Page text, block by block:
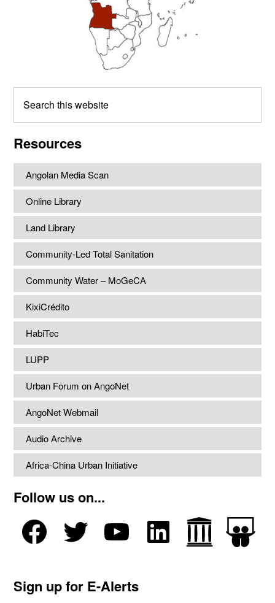
this
Resources
Angolan Media Scan
Online Library
Land Library
Community-Led Total Sanitation
Community Water – MoGeCA
KixiCrédito
HabiTec
LUPP
Urban Forum on AngoNet
AngoNet Webmail
Audio Archive
Africa-China Urban Initiative
Follow us on...
Sign up for E-Alerts